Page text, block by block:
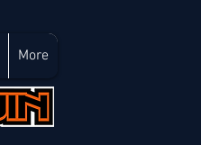
More